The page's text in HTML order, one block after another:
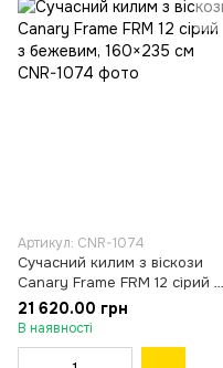
Артикул: CNR-1074
Сучасний килим з віскози
Canary Frame FRM 12 сірий з
бежевим, 160×235 см
21 620.00 грн
В наявності